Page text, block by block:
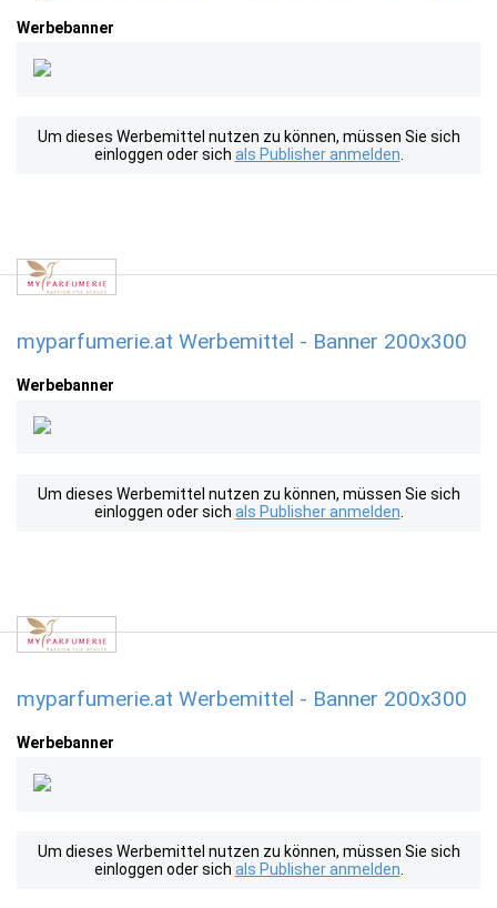
Werbebanner
Um dieses Werbemittel nutzen zu können, müssen Sie sich
einloggen oder sich als Publisher anmelden
myparfumerie.at Werbemittel - Banner 200x300
Werbebanner
Um dieses Werbemittel nutzen zu können, müssen Sie sich
einloggen oder sich als Publisher anmelden
myparfumerie.at Werbemittel - Banner 200x300
Werbebanner
Um dieses Werbemittel nutzen zu können, müssen Sie sich
einloggen oder sich als Publisher anmelden